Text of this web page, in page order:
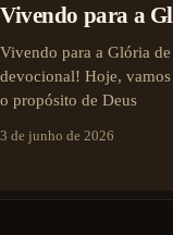
Vivendo para a
Vivendo para a Glória
devocional! Hoje,
o propósito de Deus
3 de junho de 2026